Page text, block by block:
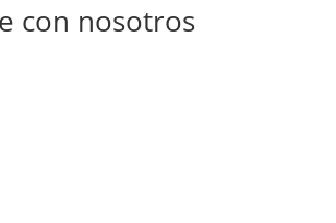
con nosotros